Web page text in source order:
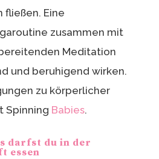
fließen. Eine
zusammen mit
Meditation
und beruhigend wirken.
zu körperlicher
Spinning Babies.
darfst du in der
essen